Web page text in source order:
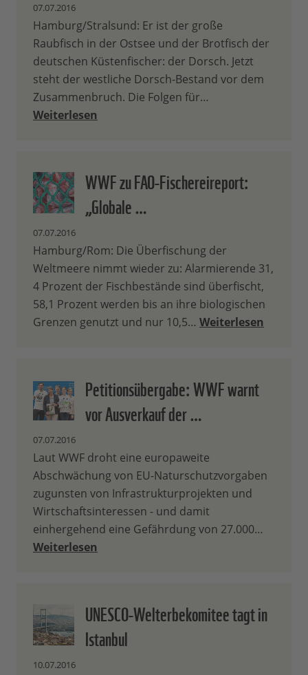
07.07.2016
Hamburg/Stralsund: Er ist der große
Raubfisch in der Ostsee und der Brotfisch der
deutschen Küstenfischer: der Dorsch. Jetzt
steht der westliche Dorsch-Bestand vor dem
Zusammenbruch. Die Folgen für…
Weiterlesen
WWF zu FAO-Fischereireport:
„Globale …
07.07.2016
Hamburg/Rom: Die Überfischung der
Weltmeere nimmt wieder zu: Alarmierende 31,
4 Prozent der Fischbestände sind überfischt,
58,1 Prozent werden bis an ihre biologischen
Grenzen genutzt und nur 10,5… Weiterlesen
Petitionsübergabe: WWF warnt
vor Ausverkauf der …
07.07.2016
Laut WWF droht eine europaweite
Abschwächung von EU-Naturschutzvorgaben
zugunsten von Infrastrukturprojekten und
Wirtschaftsinteressen - und damit
einhergehend eine Gefährdung von 27.000…
Weiterlesen
UNESCO-Welterbekomitee tagt in
Istanbul
10.07.2016